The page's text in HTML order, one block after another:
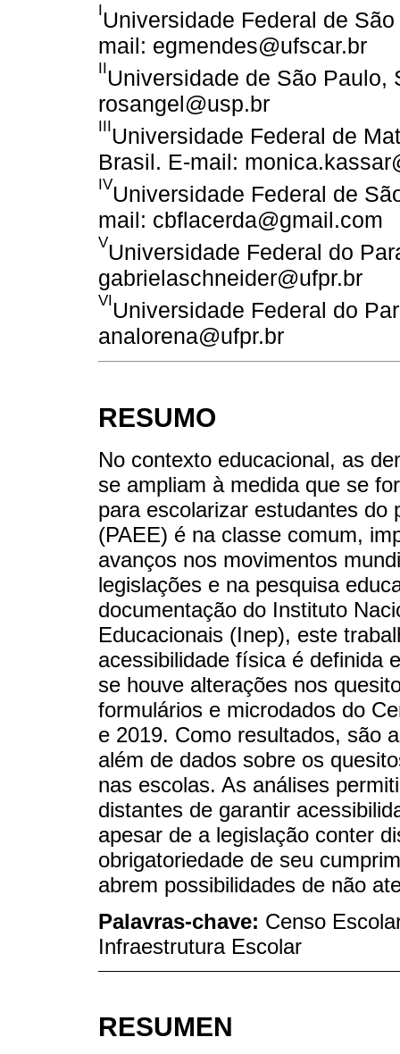
IUniversidade Federal de
mail: egmendes@ufscar.br
IIUniversidade de São Paulo,
rosangel@usp.br
IIIUniversidade Federal de
Brasil. E-mail:
IVUniversidade Federal de
mail: cbflacerda@gmail.com
VUniversidade Federal do
gabrielaschneider@ufpr.br
VIUniversidade Federal do
analorena@ufpr.br
RESUMO
No contexto educacional, as
se ampliam à medida que se
para escolarizar estudantes do
(PAEE) é na classe comum,
avanços nos movimentos
legislações e na pesquisa
documentação do Instituto
Educacionais (Inep), este
acessibilidade física é definida
se houve alterações nos
formulários e microdados do
e 2019. Como resultados, são
além de dados sobre os
nas escolas. As análises
distantes de garantir
apesar de a legislação conter
obrigatoriedade de seu
abrem possibilidades de não
Palavras-chave: Censo
Infraestrutura Escolar
RESUMEN